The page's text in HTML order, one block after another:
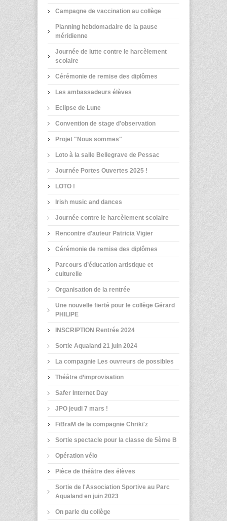
Campagne de vaccination au collège
Planning hebdomadaire de la pause
méridienne
Journée de lutte contre le harcèlement
scolaire
Cérémonie de remise des diplômes
Les ambassadeurs élèves
Eclipse de Lune
Convention de stage d'observation
Projet "Nous sommes"
Loto à la salle Bellegrave de Pessac
Journée Portes Ouvertes 2025 !
LOTO !
Irish music and dances
Journée contre le harcèlement scolaire
Rencontre d'auteur Patricia Vigier
Cérémonie de remise des diplômes
Parcours d’éducation artistique et
culturelle
Organisation de la rentrée
Une nouvelle fierté pour le collège Gérard
PHILIPE
INSCRIPTION Rentrée 2024
Sortie Aqualand 21 juin 2024
La compagnie Les ouvreurs de possibles
Théâtre d’improvisation
Safer Internet Day
JPO jeudi 7 mars !
FiBraM de la compagnie Chriki'z
Sortie spectacle pour la classe de 5ème B
Opération vélo
Pièce de théâtre des élèves
Sortie de l'Association Sportive au Parc
Aqualand en juin 2023
On parle du collège